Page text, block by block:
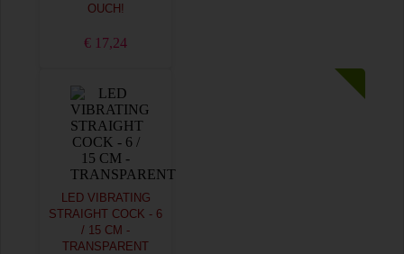
OUCH!
€ 17,24
LED VIBRATING
STRAIGHT COCK - 6
/ 15 CM -
TRANSPARENT